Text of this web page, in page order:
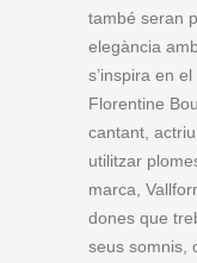
també seran
elegància
s’inspira en
Florentine
cantant,
utilitzar
marca,
dones que
seus somnis,